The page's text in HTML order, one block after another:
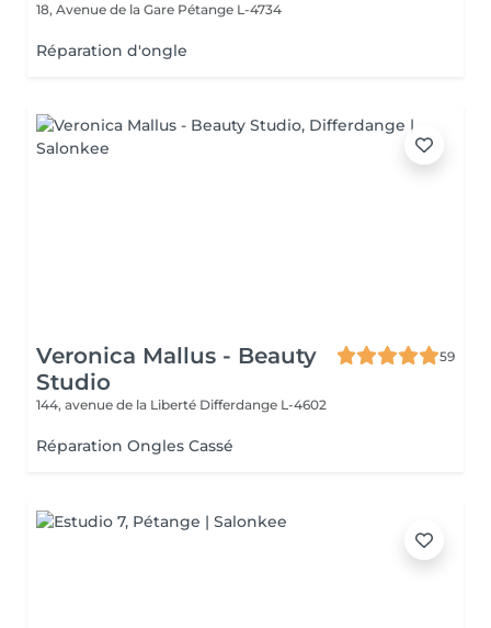
18, Avenue de la Gare Pétange L-4734
Réparation d'ongle
Veronica Mallus - Beauty
Studio
59
144, avenue de la Liberté Differdange L-4602
Réparation Ongles Cassé